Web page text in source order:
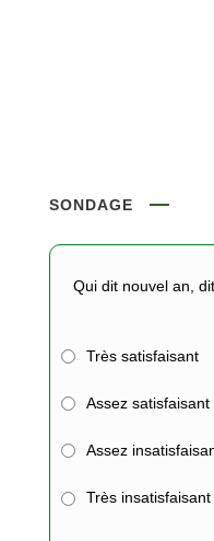
SONDAGE
Qui dit nouvel an,
Très satisfaisant
Assez satisfaisant
Assez
Très insatisfaisant